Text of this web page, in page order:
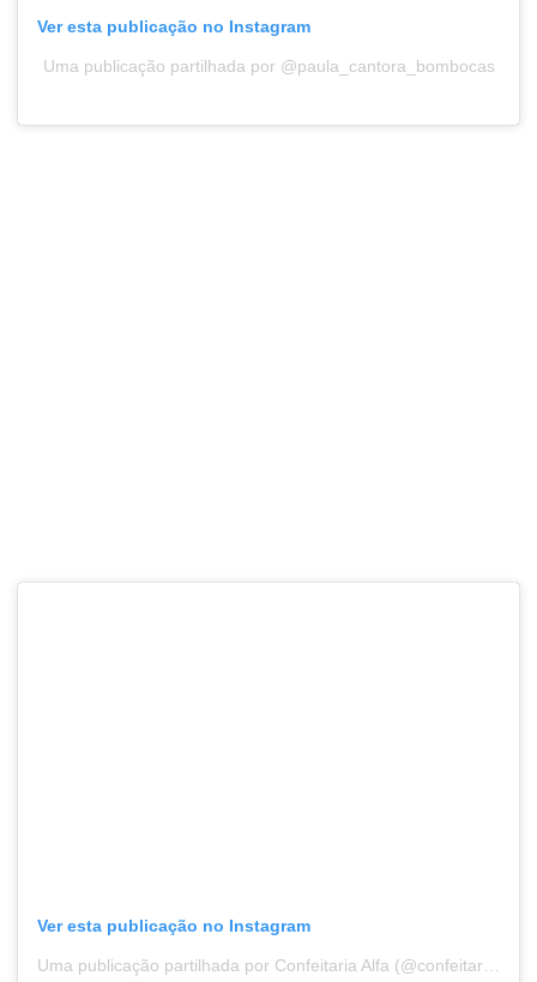
Ver esta publicação no Instagram
Uma publicação partilhada por @paula_cantora_bombocas
Ver esta publicação no Instagram